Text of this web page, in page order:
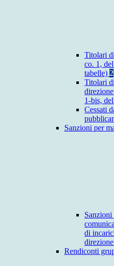
Titolari
co. 1,
tabelle) 2
Titolari
1-bis,
Cessati
Sanzioni per
Sanzioni
di
Rendiconti